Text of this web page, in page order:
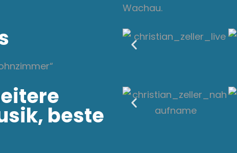
Wachau.
beste